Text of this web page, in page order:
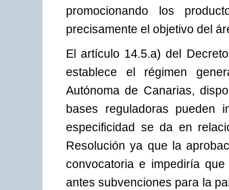
promocionando los
precisamente el objetivo del
El artículo 14.5.a) del
establece el régimen
Autónoma de Canarias,
bases reguladoras pueden
especificidad se da en
Resolución ya que la
convocatoria e impediría
antes subvenciones para la